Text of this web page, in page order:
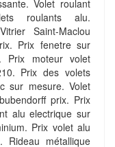
Volet roulant
roulants alu.
Saint-Maclou
Prix fenetre sur
Prix moteur volet
Prix des volets
sur mesure. Volet
prix. Prix
alu electrique sur
Prix volet alu
Rideau métallique